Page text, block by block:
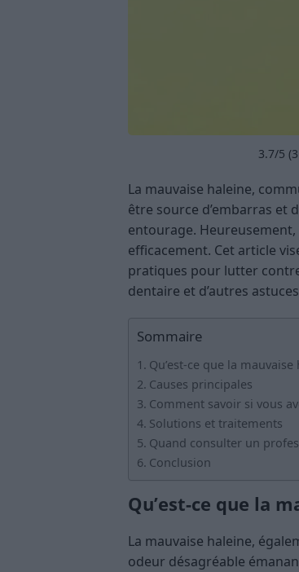
3.7/5 (3
La mauvaise haleine,
être source d’embarras et
entourage.
efficacement. Cet article
pratiques pour lutter
dentaire et d’autres
Sommaire
Qu’est-ce que la mauvaise
Causes principales
Comment savoir si vous
Solutions et traitements
Quand consulter un
Conclusion
Qu’est-ce que la
La mauvaise haleine,
odeur désagréable